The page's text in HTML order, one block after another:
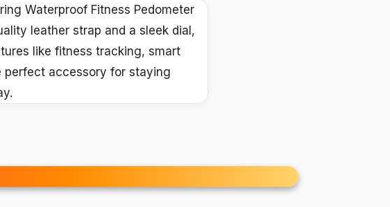
Waterproof Fitness Pedometer
leather strap and a sleek dial,
like fitness tracking, smart
accessory for staying